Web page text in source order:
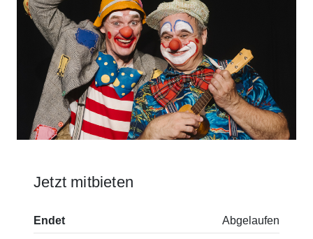
Jetzt mitbieten
Endet Abgelaufen